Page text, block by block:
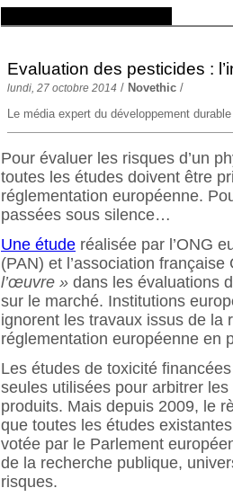
Evaluation des pesticides :
lundi, 27 octobre 2014 / Novethic /
Le média expert du développement durable
Pour évaluer les risques d’un
toutes les études doivent être
réglementation européenne.
passées sous silence…
Une étude réalisée par l’ONG
(PAN) et l’association
l’œuvre » dans les évaluations
sur le marché. Institutions
ignorent les travaux issus de la
réglementation européenne en
Les études de toxicité
seules utilisées pour arbitrer
produits. Mais depuis 2009, le
que toutes les études
votée par le Parlement
de la recherche publique,
risques.